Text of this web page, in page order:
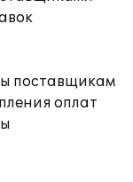
поставщикам
оплат